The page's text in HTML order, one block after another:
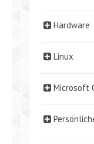
Hardware
Linux
Microsoft